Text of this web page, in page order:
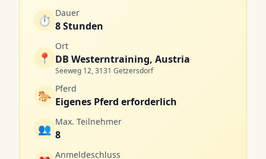
⏱️
Dauer
8 Stunden
📍
Ort
DB Westerntraining, Austria
Seeweg 12, 3131 Getzersdorf
🐎
Pferd
Eigenes Pferd erforderlich
👥
Max. Teilnehmer
8
Anmeldeschluss